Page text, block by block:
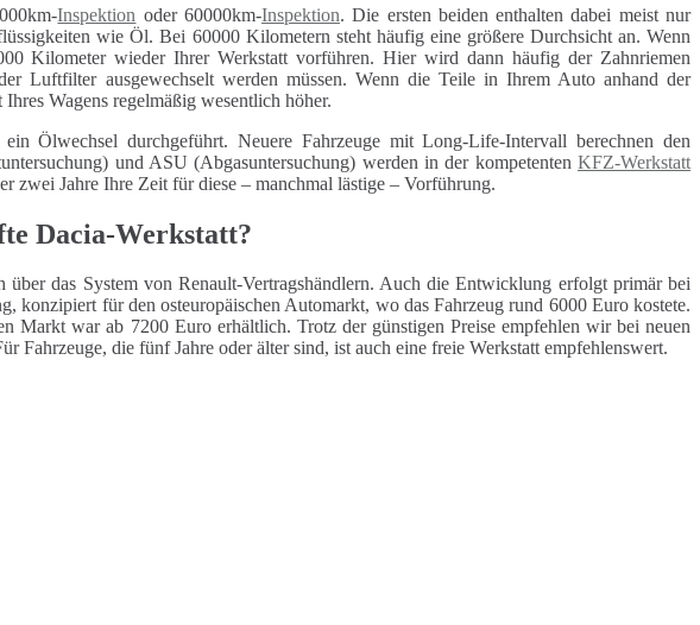
Inspektion oder 60000km-Inspektion. Die ersten beiden enthalten dabei meist nur
wie Öl. Bei 60000 Kilometern steht häufig eine größere Durchsicht an. Wenn
Kilometer wieder Ihrer Werkstatt vorführen. Hier wird dann häufig der Zahnriemen
Luftfilter ausgewechselt werden müssen. Wenn die Teile in Ihrem Auto anhand der
Wagens regelmäßig wesentlich höher.
Ölwechsel durchgeführt. Neuere Fahrzeuge mit Long-Life-Intervall berechnen den
und ASU (Abgasuntersuchung) werden in der kompetenten KFZ-Werkstatt
zwei Jahre Ihre Zeit für diese – manchmal lästige – Vorführung.
Dacia-Werkstatt?
über das System von Renault-Vertragshändlern. Auch die Entwicklung erfolgt primär bei
konzipiert für den osteuropäischen Automarkt, wo das Fahrzeug rund 6000 Euro kostete.
Markt war ab 7200 Euro erhältlich. Trotz der günstigen Preise empfehlen wir bei neuen
Fahrzeuge, die fünf Jahre oder älter sind, ist auch eine freie Werkstatt empfehlenswert.